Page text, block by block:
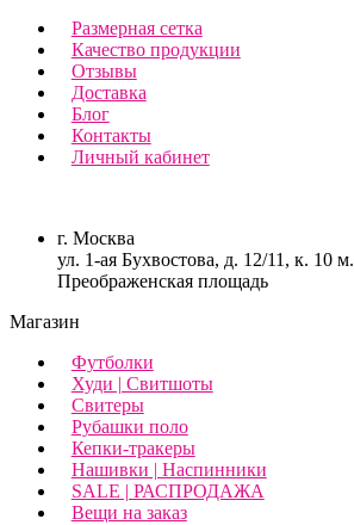
Размерная сетка
Качество продукции
Отзывы
Доставка
Блог
Контакты
Личный кабинет
г. Москва
ул. 1-ая Бухвостова, д. 12/11, к. 10 м.
Преображенская площадь
Магазин
Футболки
Худи | Свитшоты
Свитеры
Рубашки поло
Кепки-тракеры
Нашивки | Наспинники
SALE | РАСПРОДАЖА
Вещи на заказ